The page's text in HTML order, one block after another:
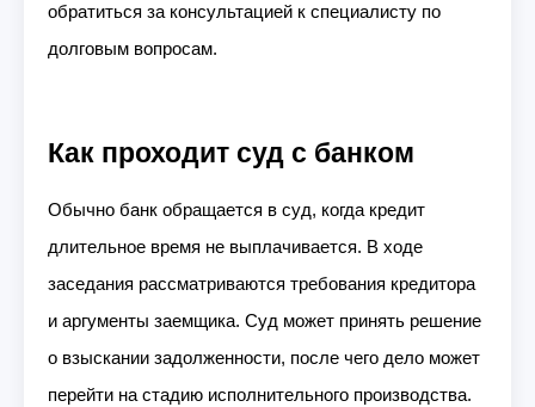
обратиться за консультацией к специалисту по
долговым вопросам.
Как проходит суд с банком
Обычно банк обращается в суд, когда кредит
длительное время не выплачивается. В ходе
заседания рассматриваются требования кредитора
и аргументы заемщика. Суд может принять решение
о взыскании задолженности, после чего дело может
перейти на стадию исполнительного производства.